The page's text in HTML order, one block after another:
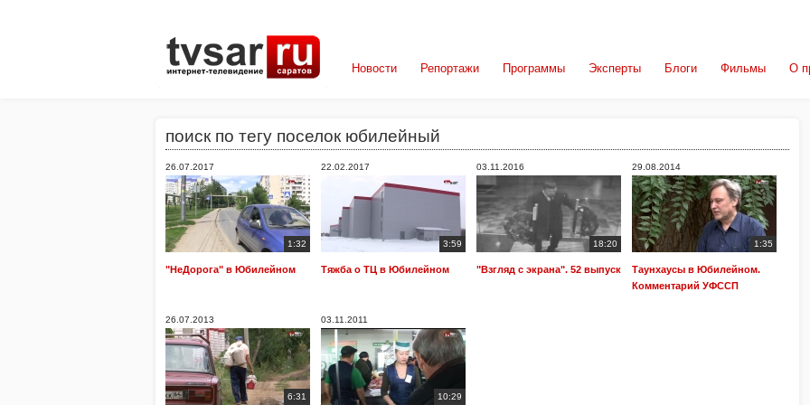
Новости Репортажи Программы Эксперты Блоги Фильмы О
поиск по тегу поселок юбилейный
26.07.2017
1:32
"НеДорога" в Юбилейном
22.02.2017
3:59
Тяжба о ТЦ в Юбилейном
03.11.2016
18:20
"Взгляд с экрана". 52 выпуск
29.08.2014
1:35
Таунхаусы в Юбилейном.
Комментарий УФССП
26.07.2013
6:31
03.11.2011
10:29